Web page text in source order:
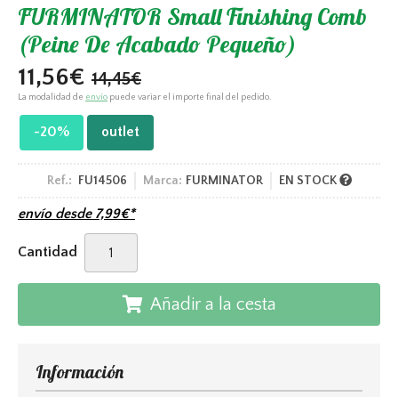
FURMINATOR Small Finishing Comb
(Peine De Acabado Pequeño)
11,56€ 14,45€
La modalidad de envío puede variar el importe final del pedido.
-20% outlet
Ref.: FU14506 Marca: FURMINATOR EN STOCK
envío desde 7,99€*
Cantidad
Añadir a la cesta
Información